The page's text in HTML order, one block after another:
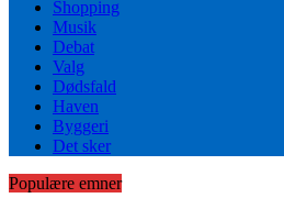
Shopping
Musik
Debat
Valg
Dødsfald
Haven
Byggeri
Det sker
Populære emner